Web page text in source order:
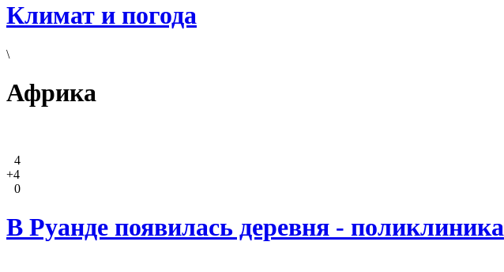
Климат и погода
\
Африка
4
+4
0
В Руанде появилась деревня - поликлиника